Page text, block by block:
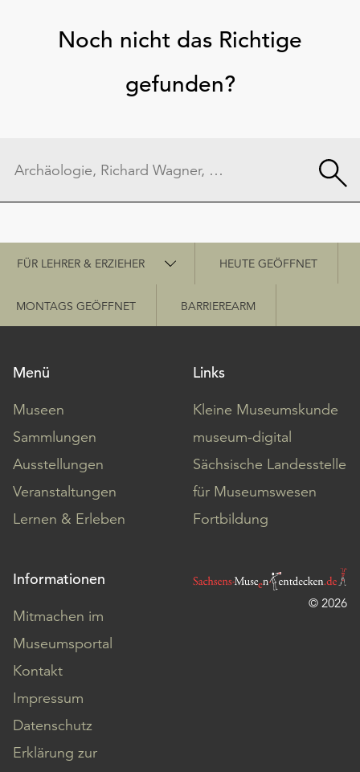
Noch nicht das Richtige
gefunden?
Schnellzugriff
FÜR LEHRER & ERZIEHER HEUTE GEÖFFNET
MONTAGS GEÖFFNET BARRIEREARM
Menü
Museen
Sammlungen
Ausstellungen
Veranstaltungen
Lernen & Erleben
Links
Kleine Museumskunde
museum-digital
Sächsische Landesstelle
für Museumswesen
Fortbildung
Informationen
Mitmachen im
Museumsportal
Kontakt
Impressum
Datenschutz
Erklärung zur
© 2026